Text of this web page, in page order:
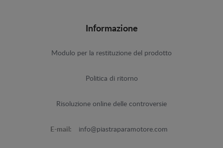
Informazione
Modulo per la restituzione del prodotto
Politica di ritorno
Risoluzione online delle controversie
E-mail: info@piastraparamotore.com